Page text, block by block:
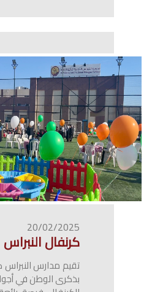
20/02/2025
كرنفال النبراس
تقيم مدارس النبراس
بذكرى الوطن في